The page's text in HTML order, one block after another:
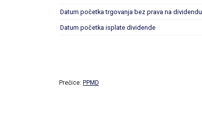
Datum početka trgovanja bez prava na dividendu
Datum početka isplate dividende
Prečice: PPMD